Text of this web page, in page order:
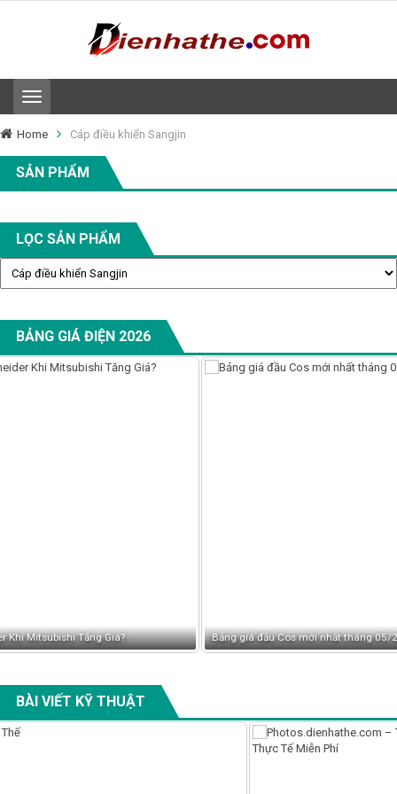
T
o
g
l
e
n
v
i
g
a
t
o
n
Home Cáp điều khiển Sangjin
SẢN PHẨM
LỌC SẢN PHẨM
BẢNG GIÁ ĐIỆN 2026
Bảng giá đầu Cos mới nhất tháng 05/2026-Tải Bảng giá Đầu Cos Mới Nhất
BÀI VIẾT KỸ THUẬT